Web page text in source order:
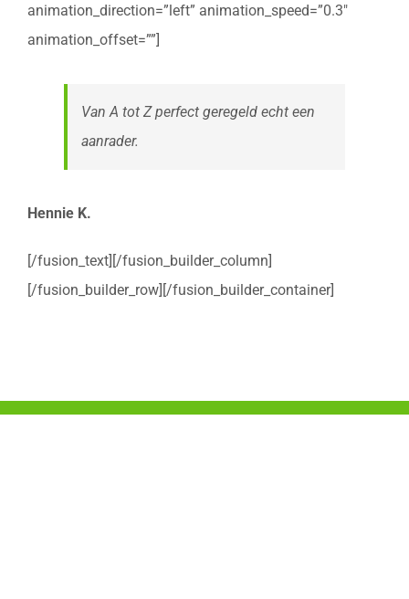
animation_direction=”left” animation_speed=”0.3″
animation_offset=””]
Van A tot Z perfect geregeld echt een
aanrader.
Hennie K.
[/fusion_text][/fusion_builder_column]
[/fusion_builder_row][/fusion_builder_container]